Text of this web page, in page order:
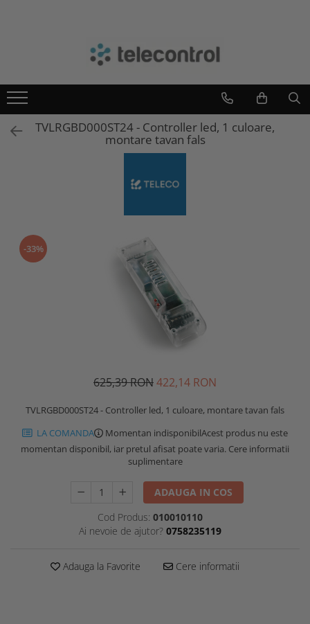
Teletask
IntelightTVLRGBD000ST24 - Controller led, 1 culoare,
montare tavan fals
-33%
625,39 RON422,14 RON
TVLRGBD000ST24 - Controller led, 1 culoare, montare tavan fals
LA COMANDA
Momentan indisponibilAcest produs nu este
momentan disponibil, iar pretul afisat poate varia. Cere informatii
suplimentare
ADAUGA IN COS
Cod Produs: 010010110
Ai nevoie de ajutor? 0758235119
Adauga la Favorite Cere informatii